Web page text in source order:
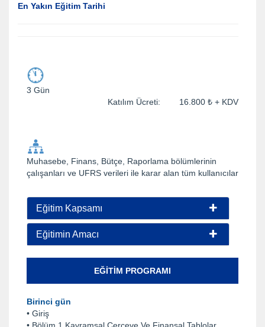
En Yakın Eğitim Tarihi
3 Gün
Katılım Ücreti: 16.800 ₺ + KDV
Muhasebe, Finans, Bütçe, Raporlama bölümlerinin
çalışanları ve UFRS verileri ile karar alan tüm kullanıcılar
Eğitim Kapsamı
Eğitimin Amacı
EĞITIM PROGRAMI
Birinci gün
• Giriş
• Bölüm 1 Kavramsal Çerçeve Ve Finansal Tablolar